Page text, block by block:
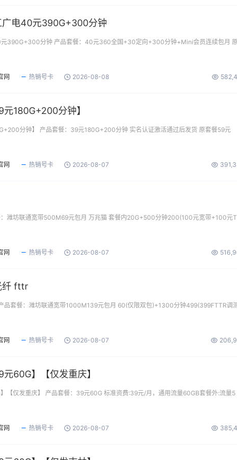
广电40元390G+300分钟
元390G+300分钟 产品套餐：40元360全国+30定向+300分钟+Mini会员连续包月
网 热销号卡 2026-08-08
180G+200分钟】
分钟】 产品套餐：39元180G+200分钟 实名认证激活通过后发货 原套餐59元
网 热销号卡 2026-08-07
潍坊联通宽带500M69元包月 万兆猫 套餐内20G+500分钟200(100元宽带+100元
网 热销号卡 2026-08-07
纤 fttr
品套餐：潍坊联通宽带1000M139元包月 60(仅限双包)+1300分钟499(399FTTR调
网 热销号卡 2026-08-07
60G】【仅发重庆】
【仅发重庆】 产品套餐：39元60G 标准资费:39元/月，通用流量60GB套餐外:流量5
网 热销号卡 2026-08-07